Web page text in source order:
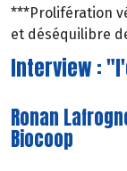
***Prolifération
et déséquilibre
Interview :
Ronan
Biocoop